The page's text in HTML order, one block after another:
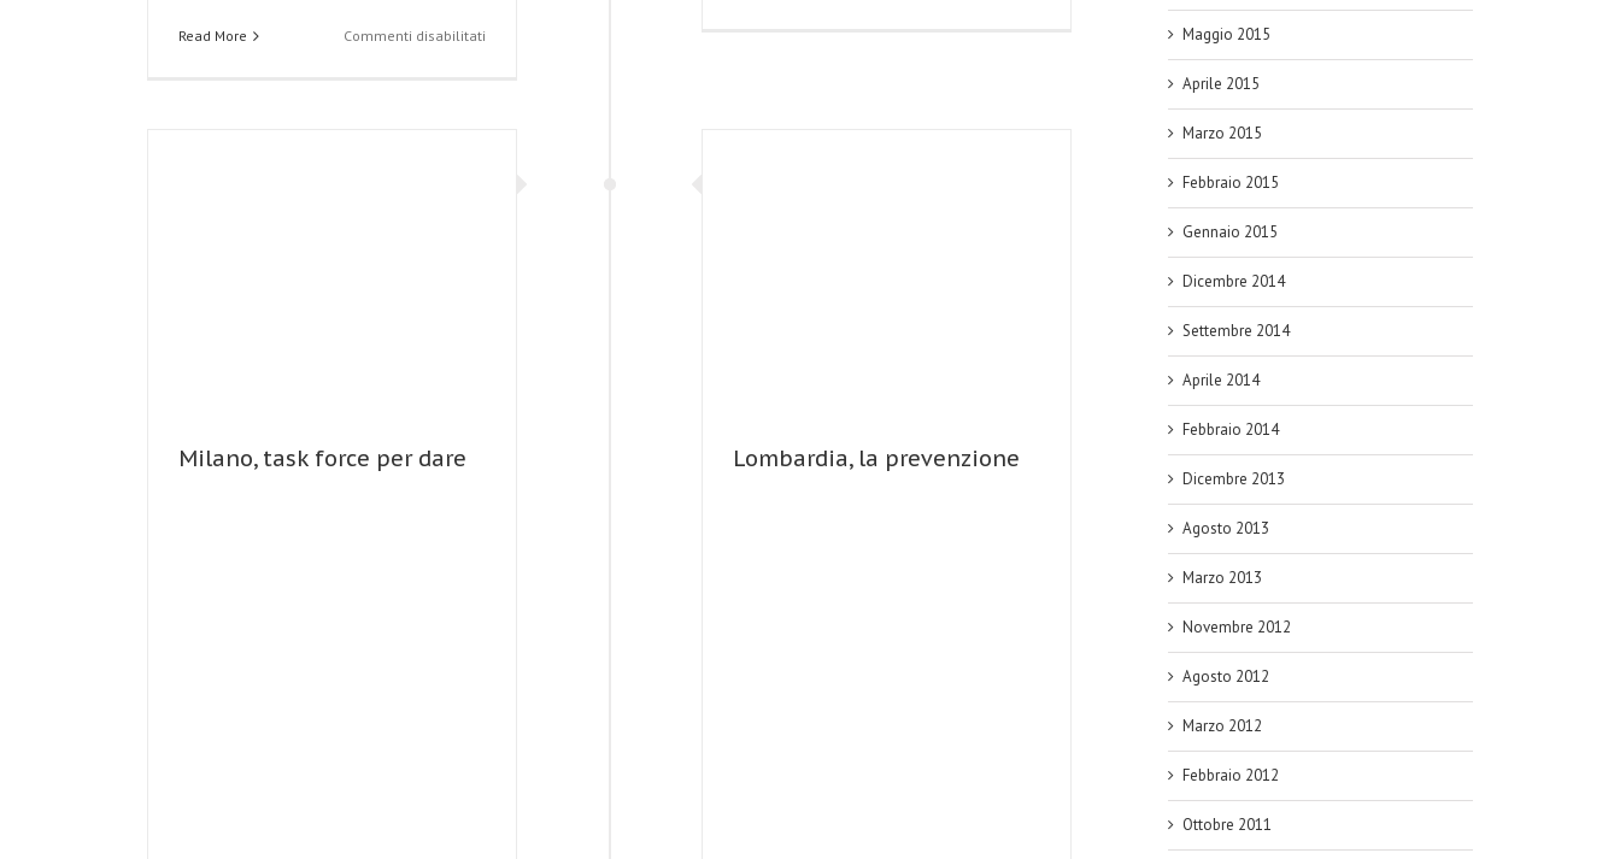
Read More Commenti disabilitatisu
Milano, task force per dare Lombardia, la prevenzione
Maggio 2015
Aprile 2015
Marzo 2015
Febbraio 2015
Gennaio 2015
Dicembre 2014
Settembre 2014
Aprile 2014
Febbraio 2014
Dicembre 2013
Agosto 2013
Marzo 2013
Novembre 2012
Agosto 2012
Marzo 2012
Febbraio 2012
Ottobre 2011